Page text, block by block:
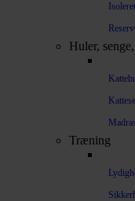
Huler,
Træning